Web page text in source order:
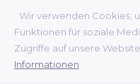
Wir verwenden Cookies,
Funktionen für soziale
Zugriffe auf unsere
Informationen